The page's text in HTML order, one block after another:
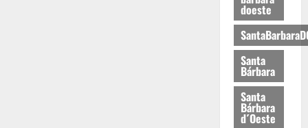
doeste
Santa
Bárbara
Santa
Bárbara
d´Oeste